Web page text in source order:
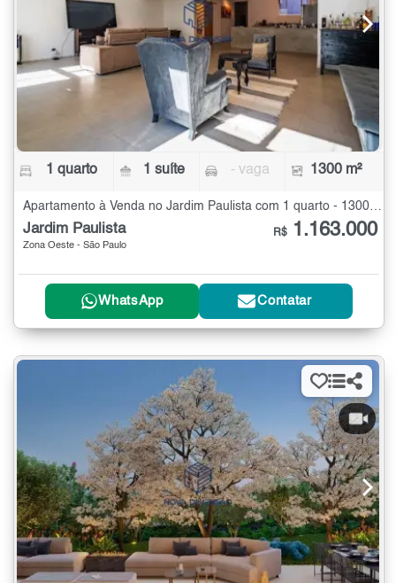
1 quarto 1 suíte - vaga 1300 m²
Apartamento à Venda no Jardim Paulista com 1 quarto - 1300 m²
Jardim Paulista
Zona Oeste - São Paulo
R$ 1.163.000
WhatsApp Contatar